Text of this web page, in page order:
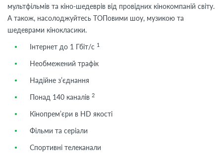
мультфільмів та кіно-шедеврів від провідних кінокомпаній світу.
А також, насолоджуйтесь ТОПовими шоу, музикою та
шедеврами кінокласики.
Інтернет до 1 Гбіт/с 1
Необмежений трафік
Надійне з’єднання
Понад 140 каналів 2
Кінопрем’єри в HD якості
Фільми та серіали
Спортивні телеканали